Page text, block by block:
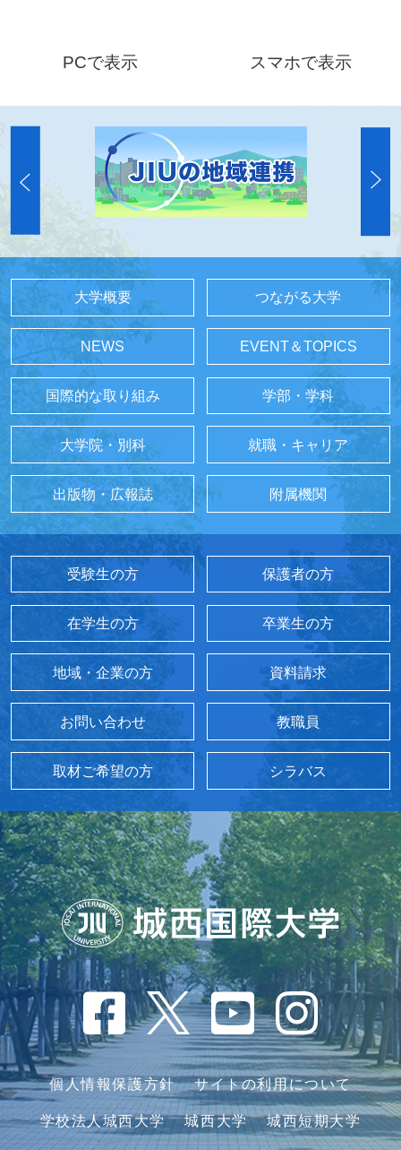
PCで表示 スマホで表示
大学概要 つながる大学
NEWS EVENT＆TOPICS
国際的な取り組み 学部・学科
大学院・別科 就職・キャリア
出版物・広報誌 附属機関
受験生の方 保護者の方
在学生の方 卒業生の方
地域・企業の方 資料請求
お問い合わせ 教職員
取材ご希望の方 シラバス
個人情報保護方針 サイトの利用について
学校法人城西大学 城西大学 城西短期大学